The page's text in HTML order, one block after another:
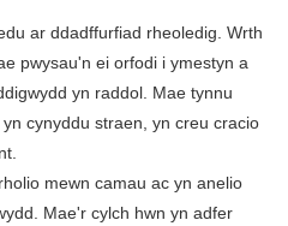
ar ddadffurfiad rheoledig. Wrth
pwysau'n ei orfodi i ymestyn a
yn raddol. Mae tynnu
cynyddu straen, yn creu cracio
mewn camau ac yn anelio
Mae'r cylch hwn yn adfer